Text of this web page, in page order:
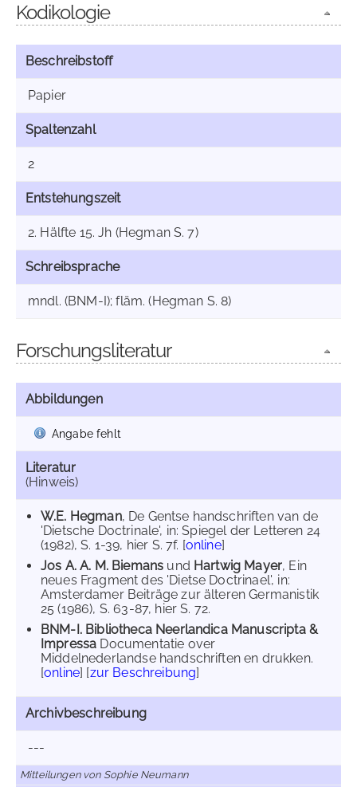
Kodikologie
Beschreibstoff
Papier
Spaltenzahl
2
Entstehungszeit
2. Hälfte 15. Jh (Hegman S. 7)
Schreibsprache
mndl. (BNM-I); fläm. (Hegman S. 8)
Forschungsliteratur
Abbildungen
Angabe fehlt
Literatur
(Hinweis)
W.E. Hegman, De Gentse handschriften van de
'Dietsche Doctrinale', in: Spiegel der Letteren 24
(1982), S. 1-39, hier S. 7f. [online]
Jos A. A. M. Biemans und Hartwig Mayer, Ein
neues Fragment des 'Dietse Doctrinael', in:
Amsterdamer Beiträge zur älteren Germanistik
25 (1986), S. 63-87, hier S. 72.
BNM-I. Bibliotheca Neerlandica Manuscripta &
Impressa Documentatie over
Middelnederlandse handschriften en drukken.
[online] [zur Beschreibung]
Archivbeschreibung
---
Mitteilungen von Sophie Neumann